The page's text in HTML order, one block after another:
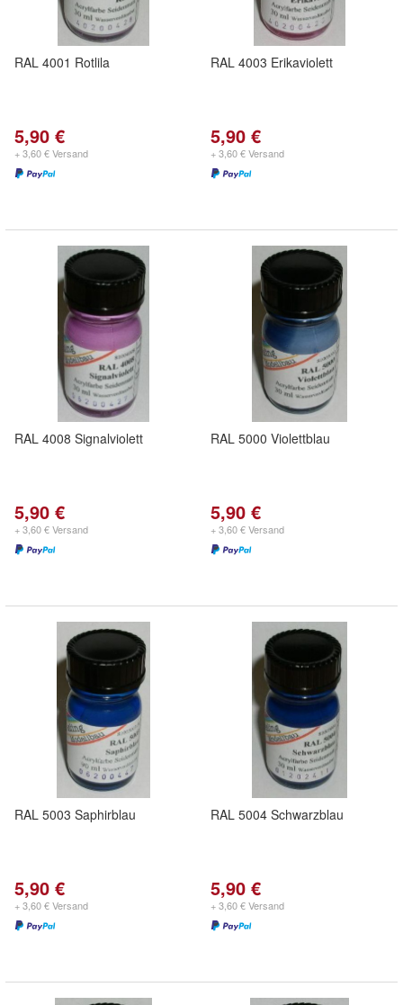
RAL 4001 Rotlila
5,90 €
+ 3,60 € Versand
RAL 4003 Erikaviolett
5,90 €
+ 3,60 € Versand
RAL 4008 Signalviolett
5,90 €
+ 3,60 € Versand
RAL 5000 Violettblau
5,90 €
+ 3,60 € Versand
RAL 5003 Saphirblau
5,90 €
+ 3,60 € Versand
RAL 5004 Schwarzblau
5,90 €
+ 3,60 € Versand